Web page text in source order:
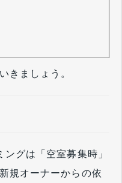
きましょう。
グは「空室募集時」
規オーナーからの依